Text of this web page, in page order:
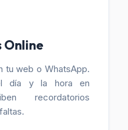
Online
tu web o WhatsApp.
día y la hora en
recordatorios